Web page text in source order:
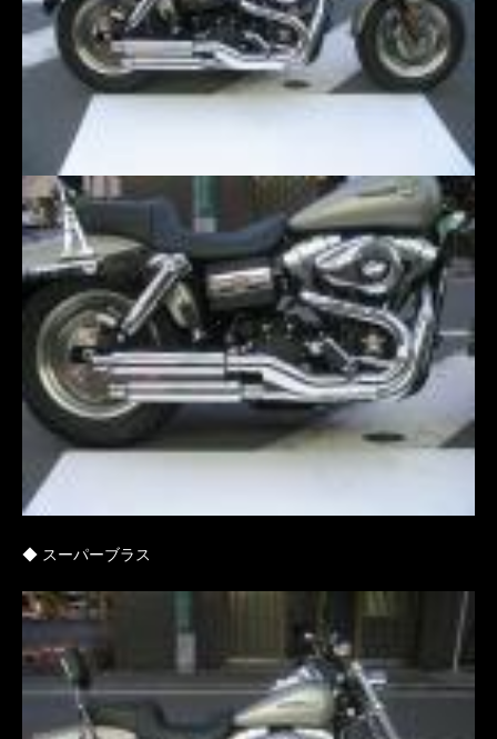
◆ スーパーブラス